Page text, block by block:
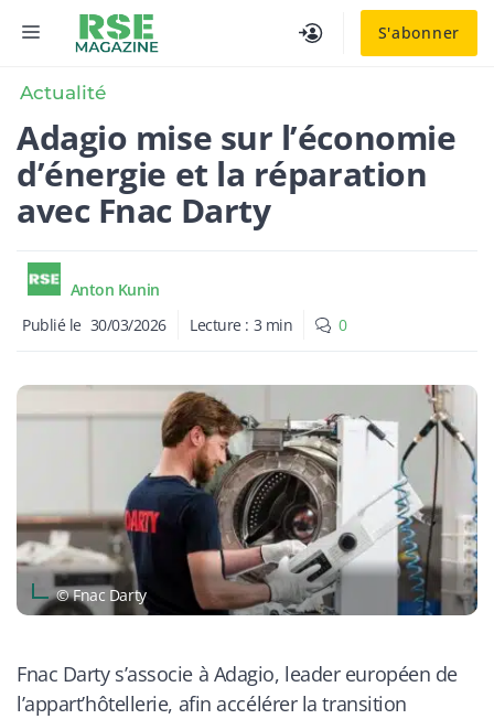
S'abonner
MENU
Actualité
Adagio mise sur l’économie
d’énergie et la réparation
avec Fnac Darty
Anton Kunin
Publié le 30/03/2026 Lecture : 3 min 0
© Fnac Darty
Fnac Darty s’associe à Adagio, leader européen de
l’appart’hôtellerie, afin accélérer la transition